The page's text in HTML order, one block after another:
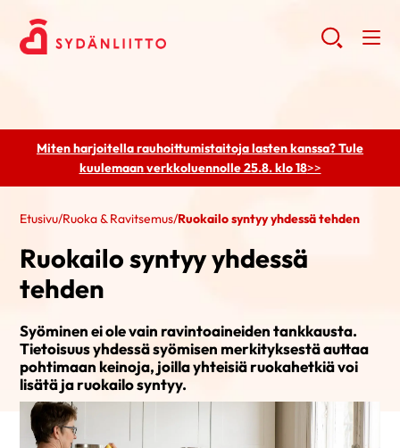
Miten harjoitella rauhoittumistaitoja lasten kanssa? Tule
kuulemaanverkkoluennolle 25.8. klo 18>>
Etusivu/Ruoka & Ravitsemus/Ruokailo syntyy yhdessä tehden
Ruokailo syntyy yhdessä
tehden
Syöminen ei ole vain ravintoaineiden tankkausta.
Tietoisuus yhdessä syömisen merkityksestä auttaa
pohtimaan keinoja, joilla yhteisiä ruokahetkiä voi
lisätä ja ruokailo syntyy.